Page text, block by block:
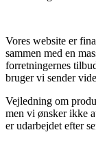
Vores website er
sammen med en
forretningernes
bruger vi sender
Vejledning om
men vi ønsker ikke
er udarbejdet efter